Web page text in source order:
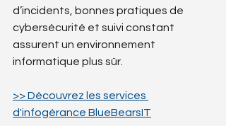
d’incidents, bonnes pratiques de
cybersécurité et suivi constant
assurent un environnement
informatique plus sûr.
>> Découvrez les services
d'infogérance BlueBearsIT